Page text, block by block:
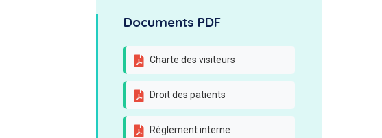
Documents PDF
Charte des visiteurs
Droit des patients
Règlement interne